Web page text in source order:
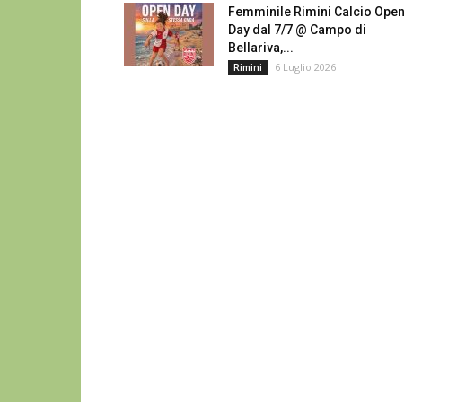
Femminile Rimini Calcio Open
Day dal 7/7 @ Campo di
Bellariva,...
Rimini 6 Luglio 2026